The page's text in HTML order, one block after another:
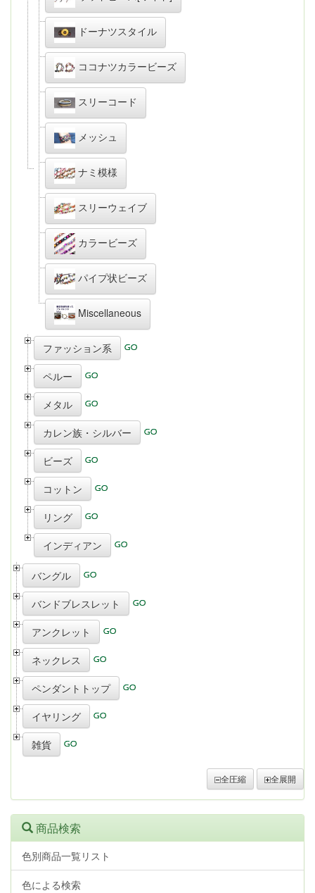
ドーナツスタイル
ココナツカラービーズ
スリーコード
メッシュ
ナミ模様
スリーウェイブ
カラービーズ
パイプ状ビーズ
Miscellaneous
ファッション系
ペルー
メタル
カレン族・シルバー
ビーズ
コットン
リング
インディアン
バングル
バンドブレスレット
アンクレット
ネックレス
ペンダントトップ
イヤリング
雑貨
全圧縮 全展開
商品検索
色別商品一覧リスト
色による検索